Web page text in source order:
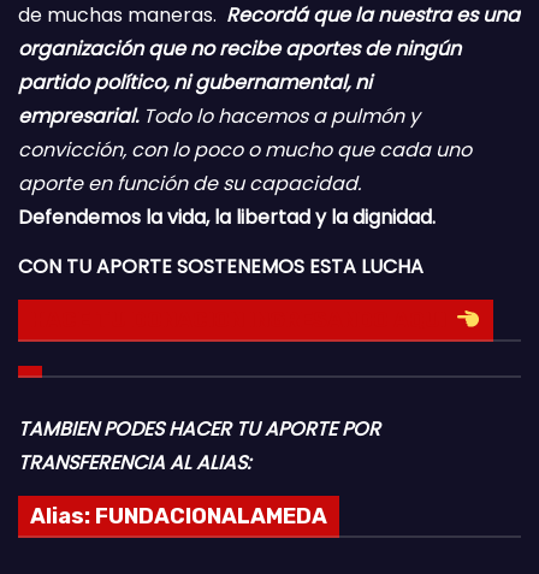
de muchas maneras. Recordá que la nuestra es una
organización que no recibe aportes de ningún
partido político, ni gubernamental, ni
empresarial.Todo lo hacemos a pulmón y
convicción, con lo poco o mucho que cada uno
aporte en función de su capacidad.
Defendemos la vida, la libertad y la dignidad.
CON TU APORTE SOSTENEMOS ESTA LUCHA
TAMBIEN PODES HACER TU APORTE POR
TRANSFERENCIA AL ALIAS:
Alias: FUNDACIONALAMEDA